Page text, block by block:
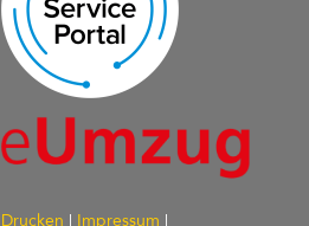
Drucken | Impressum |